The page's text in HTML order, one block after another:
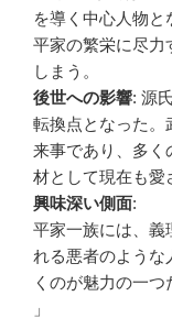
を導く中心人物と
平家の繁栄に尽力
しまう。
後世への影響: 源
転換点となった。
来事であり、多く
材として現在も愛
興味深い側面:
平家一族には、義
れる悪者のような
くのが魅力の一つ
」